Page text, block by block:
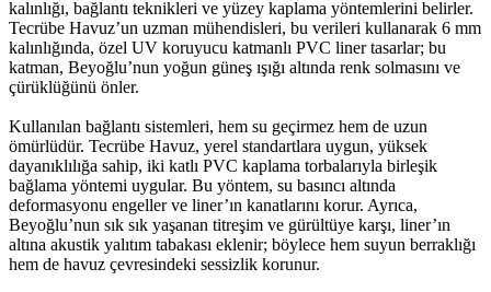
kalınlığı, bağlantı teknikleri ve yüzey kaplama yöntemlerini belirler.
Tecrübe Havuz’un uzman mühendisleri, bu verileri kullanarak 6 mm
kalınlığında, özel UV koruyucu katmanlı PVC liner tasarlar; bu
katman, Beyoğlu’nun yoğun güneş ışığı altında renk solmasını ve
çürüklüğünü önler.
Kullanılan bağlantı sistemleri, hem su geçirmez hem de uzun
ömürlüdür. Tecrübe Havuz, yerel standartlara uygun, yüksek
dayanıklılığa sahip, iki katlı PVC kaplama torbalarıyla birleşik
bağlama yöntemi uygular. Bu yöntem, su basıncı altında
deformasyonu engeller ve liner’ın kanatlarını korur. Ayrıca,
Beyoğlu’nun sık sık yaşanan titreşim ve gürültüye karşı, liner’ın
altına akustik yalıtım tabakası eklenir; böylece hem suyun berraklığı
hem de havuz çevresindeki sessizlik korunur.